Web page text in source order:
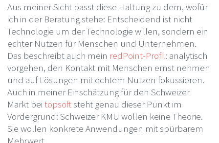
Aus meiner Sicht passt diese Haltung zu dem, wofür
ich in der Beratung stehe: Entscheidend ist nicht
Technologie um der Technologie willen, sondern ein
echter Nutzen für Menschen und Unternehmen.
Das beschreibt auch mein redPoint-Profil: analytisch
vorgehen, den Kontakt mit Menschen ernst nehmen
und auf Lösungen mit echtem Nutzen fokussieren.
Auch in meiner Einschätzung für den Schweizer
Markt bei topsoftsteht genau dieser Punkt im
Vordergrund: Schweizer KMU wollen keine Theorie.
Sie wollen konkrete Anwendungen mit spürbarem
Mehrwert.